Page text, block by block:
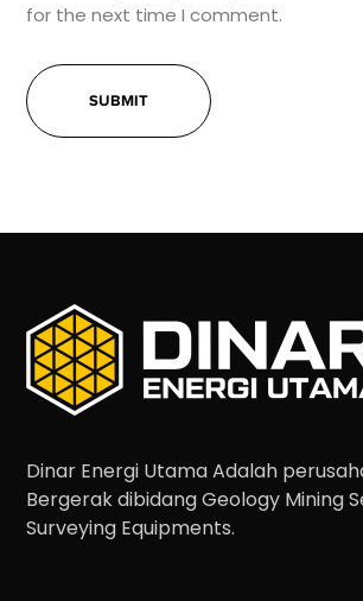
for the next time I comment.
Dinar Energi Utama Adalah
Bergerak dibidang Geology Mining
Surveying Equipments.